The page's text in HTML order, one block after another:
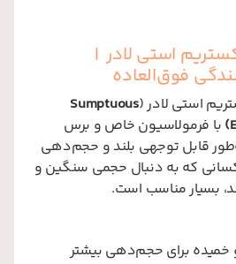
استی لادر |
فوق‌العاده
استی لادر (Sumptuous
با فرمولاسیون خاص و برس
قابل توجهی بلند و حجم‌دهی
که به دنبال حجمی سنگین و
بسیار مناسب است.
برای حجم‌دهی بیشتر